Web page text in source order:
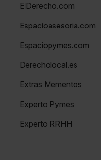
ElDerecho.com
Espacioasesoria.com
Espaciopymes.com
Derecholocal.es
Extras Mementos
Experto Pymes
Experto RRHH